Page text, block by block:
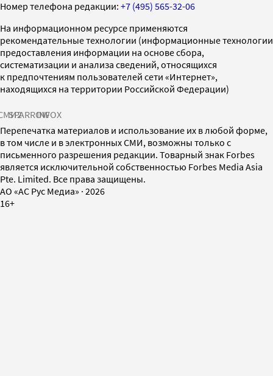
Номер телефона редакции: +7 (495) 565-32-06
На информационном ресурсе применяются
рекомендательные технологии (информационные технологии
предоставления информации на основе сбора,
систематизации и анализа сведений, относящихся
к предпочтениям пользователей сети «Интернет»,
находящихся на территории Российской Федерации)
SPARROWINFOX
Перепечатка материалов и использование их в любой форме,
в том числе и в электронных СМИ, возможны только с
письменного разрешения редакции. Товарный знак Forbes
является исключительной собственностью Forbes Media Asia
Pte. Limited. Все права защищены.
AO «АС Рус Медиа» · 2026
16+